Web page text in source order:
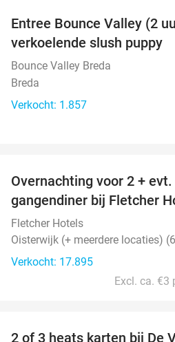
Entree Bounce Valley (2
verkoelende slush puppy
Bounce Valley Breda
Breda
Verkocht: 1.857
Overnachting voor 2 +
gangendiner bij Fletcher
Fletcher Hotels
Oisterwijk (+ meerdere locaties)
Verkocht: 17.895
Excl. ca. €3
2 of 3 heats karten bij De